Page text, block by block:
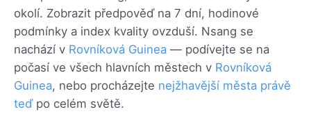
okolí. Zobrazit předpověď na 7 dní, hodinové
podmínky a index kvality ovzduší. Nsang se
nachází v Rovníková Guinea — podívejte se na
počasí ve všech hlavních městech v Rovníková
Guinea, nebo procházejte nejžhavější města právě
teďpo celém světě.